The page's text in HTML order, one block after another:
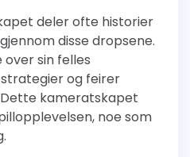
deler ofte historier
disse dropsene.
sin felles
og feirer
kameratskapet
noe som